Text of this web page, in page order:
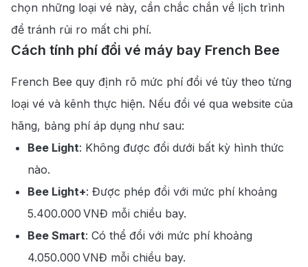
chọn những loại vé này, cần chắc chắn về lịch trình
để tránh rủi ro mất chi phí.
Cách tính phí đổi vé máy bay French Bee
French Bee quy định rõ mức phí đổi vé tùy theo từng
loại vé và kênh thực hiện. Nếu đổi vé qua website của
hãng, bảng phí áp dụng như sau:
Bee Light: Không được đổi dưới bất kỳ hình thức
nào.
Bee Light+: Được phép đổi với mức phí khoảng
5.400.000 VNĐ mỗi chiều bay.
Bee Smart: Có thể đổi với mức phí khoảng
4.050.000 VNĐ mỗi chiều bay.